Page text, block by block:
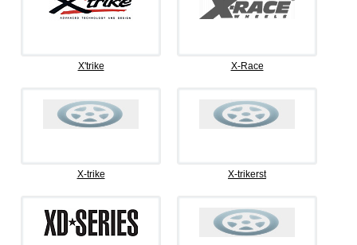
X'trike X-Race
X-trike X-trikerst